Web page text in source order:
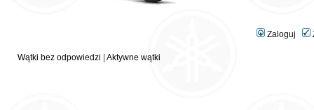
Zaloguj
Wątki bez odpowiedzi Aktywne wątki